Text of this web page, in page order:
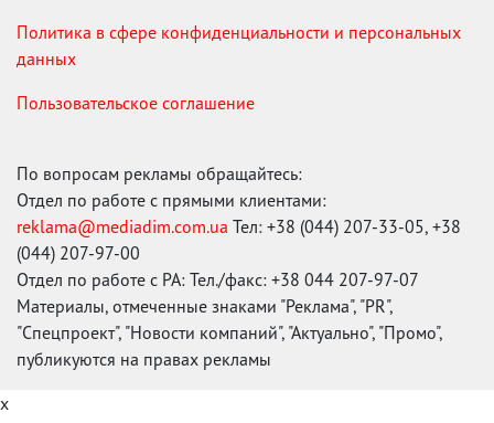
Политика в сфере конфиденциальности и персональных
данных
Пользовательское соглашение
По вопросам рекламы обращайтесь:
Отдел по работе с прямыми клиентами:
reklama@mediadim.com.ua Тел: +38 (044) 207-33-05, +38
(044) 207-97-00
Отдел по работе с РА: Тел./факс: +38 044 207-97-07
Материалы, отмеченные знаками "Реклама", "PR",
"Спецпроект", "Новости компаний", "Актуально", "Промо",
публикуются на правах рекламы
x